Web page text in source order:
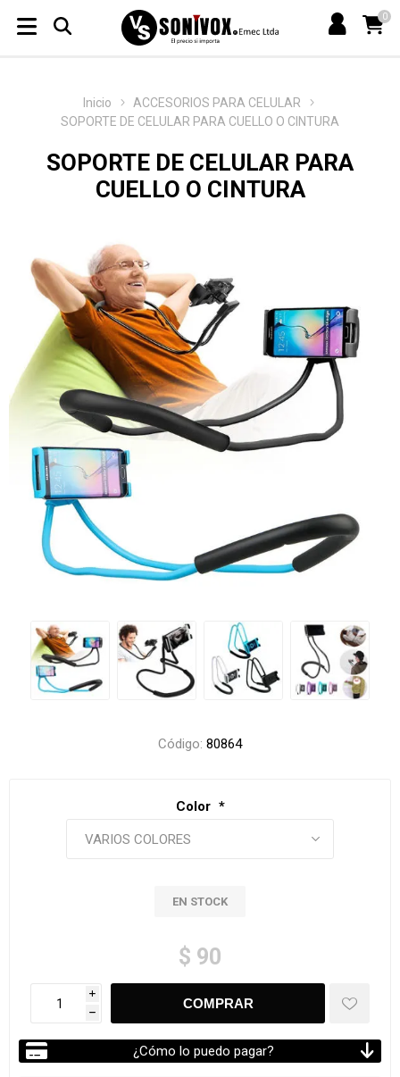
0
Inicio
ACCESORIOS PARA CELULAR
SOPORTE DE CELULAR PARA CUELLO O CINTURA
SOPORTE DE CELULAR PARA
CUELLO O CINTURA
Código: 80864
Color *
EN STOCK
$ 90
i
h
¿Cómo lo puedo pagar?